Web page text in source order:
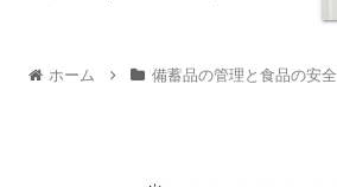
ホーム 備蓄品の管理と食品の安全